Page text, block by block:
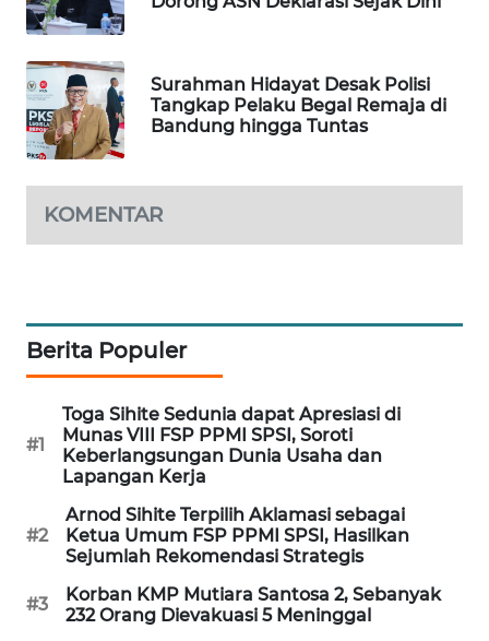
Surahman Hidayat Desak Polisi
Tangkap Pelaku Begal Remaja di
Bandung hingga Tuntas
KOMENTAR
Berita Populer
#1
Toga Sihite Sedunia dapat Apresiasi di
Munas VIII FSP PPMI SPSI, Soroti
Keberlangsungan Dunia Usaha dan
Lapangan Kerja
#2
Arnod Sihite Terpilih Aklamasi sebagai
Ketua Umum FSP PPMI SPSI, Hasilkan
Sejumlah Rekomendasi Strategis
#3
Korban KMP Mutiara Santosa 2, Sebanyak
232 Orang Dievakuasi 5 Meninggal
WAHANA
TRAVEL
WAHANA
TV
ID
WAHANANEWS
NET
WAHANA
SPORT
WAHANA
UMKM
WAHANA
SELEB